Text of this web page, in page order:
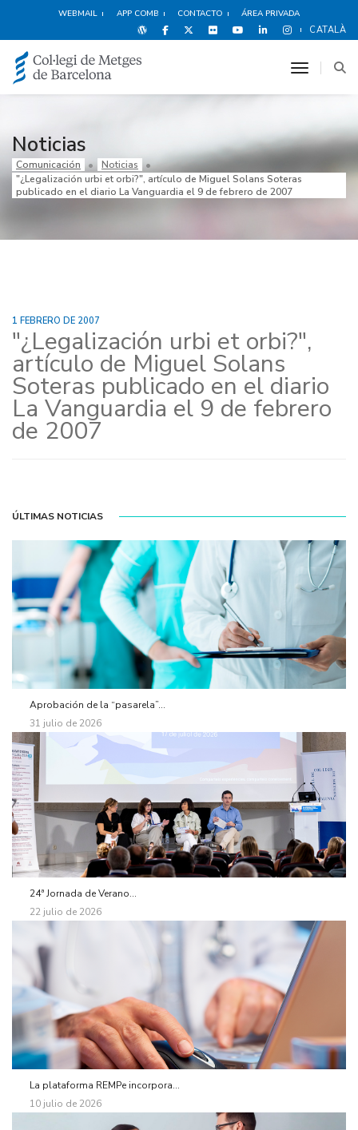
WEBMAIL APP COMB CONTACTO ÁREA PRIVADA
CATALÀ
toggle
Noticias
Comunicación
Noticias
"¿Legalización urbi et orbi?", artículo de Miguel Solans Soteras
publicado en el diario La Vanguardia el 9 de febrero de 2007
1 FEBRERO DE 2007
"¿Legalización urbi et orbi?",
artículo de Miguel Solans
Soteras publicado en el diario
La Vanguardia el 9 de febrero
de 2007
ÚLTIMAS NOTICIAS
Aprobación de la “pasarela”...
31 julio de 2026
24ª Jornada de Verano...
22 julio de 2026
La plataforma REMPe incorpora...
10 julio de 2026